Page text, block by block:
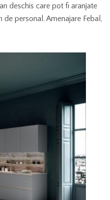
deschis care pot fi aranjate
personal. Amenajare Febal,